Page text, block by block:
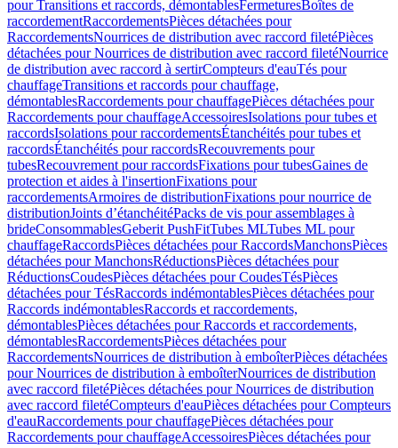
pour Transitions et raccords, démontablesFermeturesBoîtes de
raccordementRaccordementsPièces détachées pour
RaccordementsNourrices de distribution avec raccord filetéPièces
détachées pour Nourrices de distribution avec raccord filetéNourrice
de distribution avec raccord à sertirCompteurs d'eauTés pour
chauffageTransitions et raccords pour chauffage,
démontablesRaccordements pour chauffagePièces détachées pour
Raccordements pour chauffageAccessoiresIsolations pour tubes et
raccordsIsolations pour raccordementsÉtanchéités pour tubes et
raccordsÉtanchéités pour raccordsRecouvrements pour
tubesRecouvrement pour raccordsFixations pour tubesGaines de
protection et aides à l'insertionFixations pour
raccordementsArmoires de distributionFixations pour nourrice de
distributionJoints d’étanchéitéPacks de vis pour assemblages à
brideConsommablesGeberit PushFitTubes MLTubes ML pour
chauffageRaccordsPièces détachées pour RaccordsManchonsPièces
détachées pour ManchonsRéductionsPièces détachées pour
RéductionsCoudesPièces détachées pour CoudesTésPièces
détachées pour TésRaccords indémontablesPièces détachées pour
Raccords indémontablesRaccords et raccordements,
démontablesPièces détachées pour Raccords et raccordements,
démontablesRaccordementsPièces détachées pour
RaccordementsNourrices de distribution à emboîterPièces détachées
pour Nourrices de distribution à emboîterNourrices de distribution
avec raccord filetéPièces détachées pour Nourrices de distribution
avec raccord filetéCompteurs d'eauPièces détachées pour Compteurs
d'eauRaccordements pour chauffagePièces détachées pour
Raccordements pour chauffageAccessoiresPièces détachées pour